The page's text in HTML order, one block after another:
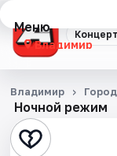
Меню
Владимир
Концерты
Театр
Ночной режим
Владимир